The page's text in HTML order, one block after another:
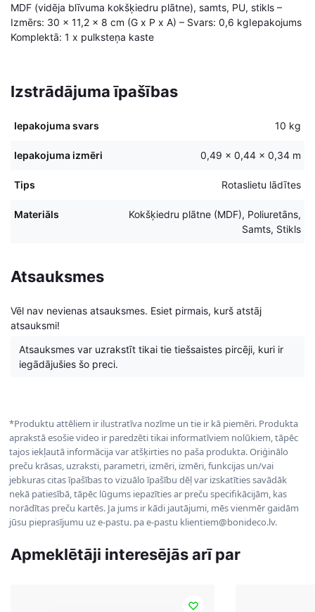
MDF (vidēja blīvuma kokšķiedru plātne), samts, PU, stikls –
Izmērs: 30 x 11,2 x 8 cm (G x P x A) – Svars: 0,6 kgIepakojums
Komplektā: 1 x pulksteņa kaste
Izstrādājuma īpašības
Iepakojuma svars 10 kg
Iepakojuma izmēri 0,49 × 0,44 × 0,34 m
Tips Rotaslietu lādītes
Materiāls
Kokšķiedru plātne (MDF), Poliuretāns,
Samts, Stikls
Atsauksmes
Vēl nav nevienas atsauksmes. Esiet pirmais, kurš atstāj
atsauksmi!
Atsauksmes var uzrakstīt tikai tie tiešsaistes pircēji, kuri ir
iegādājušies šo preci.
*Produktu attēliem ir ilustratīva nozīme un tie ir kā piemēri. Produkta
aprakstā esošie video ir paredzēti tikai informatīviem nolūkiem, tāpēc
tajos iekļautā informācija var atšķirties no paša produkta. Oriģinālo
preču krāsas, uzraksti, parametri, izmēri, izmēri, funkcijas un/vai
jebkuras citas īpašības to vizuālo īpašību dēļ var izskatīties savādāk
nekā patiesībā, tāpēc lūgums iepazīties ar preču specifikācijām, kas
norādītas preču kartēs. Ja jums ir kādi jautājumi, mēs vienmēr gaidām
jūsu pieprasījumu uz e-pastu. pa e-pastu klientiem@bonideco.lv.
Apmeklētāji interesējās arī par